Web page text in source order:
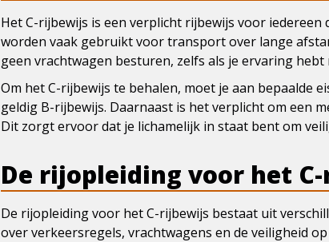
Het C-rijbewijs is een verplicht rijbewijs voor
worden vaak gebruikt voor transport over lange
geen vrachtwagen besturen, zelfs als je ervaring
Om het C-rijbewijs te behalen, moet je aan bepaalde
geldig B-rijbewijs. Daarnaast is het verplicht om een
Dit zorgt ervoor dat je lichamelijk in staat bent om
De rijopleiding voor het
De rijopleiding voor het C-rijbewijs bestaat uit
over verkeersregels, vrachtwagens en de veiligheid